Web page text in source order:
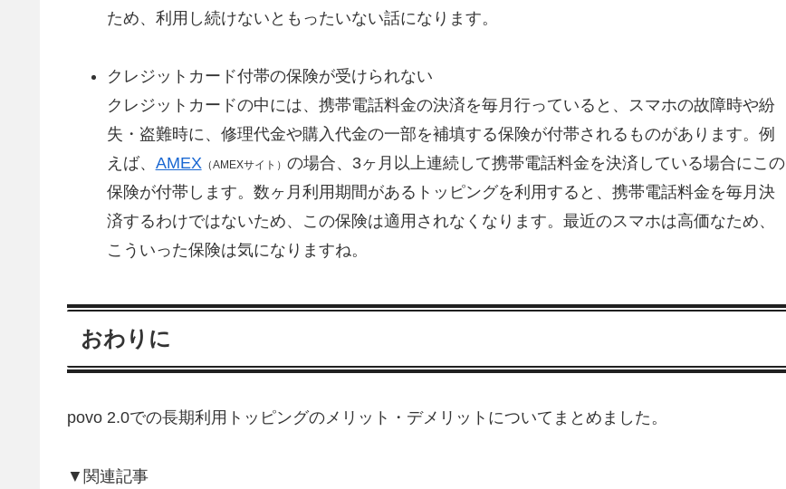
ため、利用し続けないともったいない話になります。
クレジットカード付帯の保険が受けられない
クレジットカードの中には、携帯電話料金の決済を毎月行っていると、スマホの故障時や紛
失・盗難時に、修理代金や購入代金の一部を補填する保険が付帯されるものがあります。例
えば、 AMEX（AMEXサイト） の場合、3ヶ月以上連続して携帯電話料金を決済している場合にこの
保険が付帯します。数ヶ月利用期間があるトッピングを利用すると、携帯電話料金を毎月決
済するわけではないため、この保険は適用されなくなります。最近のスマホは高価なため、
こういった保険は気になりますね。
おわりに
povo 2.0での長期利用トッピングのメリット・デメリットについてまとめました。
▼関連記事